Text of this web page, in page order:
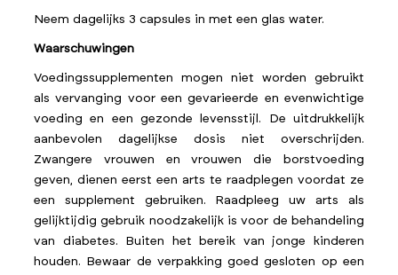
Neem dagelijks 3 capsules in met een glas water.
Waarschuwingen
Voedingssupplementen mogen niet worden gebruikt
als vervanging voor een gevarieerde en evenwichtige
voeding en een gezonde levensstijl. De uitdrukkelijk
aanbevolen dagelijkse dosis niet overschrijden.
Zwangere vrouwen en vrouwen die borstvoeding
geven, dienen eerst een arts te raadplegen voordat ze
een supplement gebruiken. Raadpleeg uw arts als
gelijktijdig gebruik noodzakelijk is voor de behandeling
van diabetes. Buiten het bereik van jonge kinderen
houden. Bewaar de verpakking goed gesloten op een